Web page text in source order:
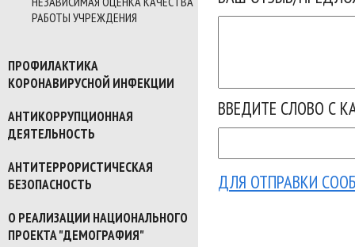
РАБОТЫ УЧРЕЖДЕНИЯ
ПРОФИЛАКТИКА
КОРОНАВИРУСНОЙ ИНФЕКЦИИ
АНТИКОРРУПЦИОННАЯ
ДЕЯТЕЛЬНОСТЬ
АНТИТЕРРОРИСТИЧЕСКАЯ
БЕЗОПАСНОСТЬ
О РЕАЛИЗАЦИИ НАЦИОНАЛЬНОГО
ПРОЕКТА "ДЕМОГРАФИЯ"
ВВЕДИТЕ СЛОВО С
ДЛЯ ОТПРАВКИ